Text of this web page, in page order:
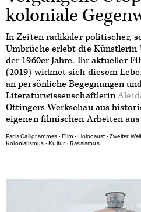
koloniale
In Zeiten radikaler politischer,
Umbrüche erlebt die Künstlerin
der 1960er Jahre. Ihr aktueller
(2019) widmet sich diesem
an persönliche Begegnungen
Literaturwissenschaftlerin
Ottingers Werkschau aus
eigenen filmischen Arbeiten
Paris Calligrammes ∙ Film ∙ Holocaust ∙Zweiter
Kolonialismus ∙ Kultur ∙ Rassismus